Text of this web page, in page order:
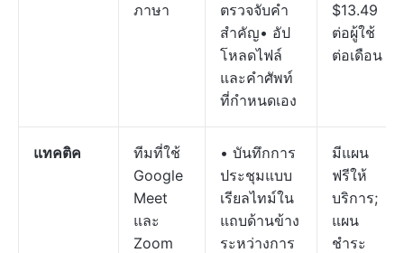
ภาษา
ตรวจจับคำ
สำคัญ• อัป
โหลดไฟล์
และคำศัพท์
ที่กำหนดเอง
$13.49
ต่อผู้ใช้
ต่อเดือน
แทคติค
ทีมที่ใช้
Google
Meet
และ
Zoom
• บันทึกการ
ประชุมแบบ
เรียลไทม์ใน
แถบด้านข้าง
ระหว่างการ
มีแผน
ฟรีให้
บริการ;
แผน
ชำระ